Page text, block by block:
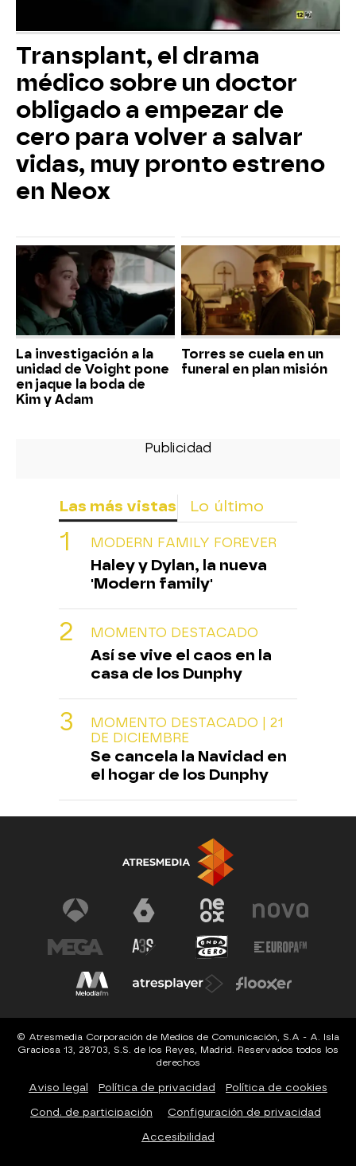
Transplant, el drama
médico sobre un doctor
obligado a empezar de
cero para volver a salvar
vidas, muy pronto estreno
en Neox
La investigación a la
unidad de Voight pone
en jaque la boda de
Kim y Adam
Torres se cuela en un
funeral en plan misión
Las más vistas Lo último
MODERN FAMILY FOREVER
Haley y Dylan, la nueva
'Modern family'
MOMENTO DESTACADO
Así se vive el caos en la
casa de los Dunphy
MOMENTO DESTACADO | 21
DE DICIEMBRE
Se cancela la Navidad en
el hogar de los Dunphy
© Atresmedia Corporación de Medios de Comunicación, S.A - A. Isla
Graciosa 13, 28703, S.S. de los Reyes, Madrid. Reservados todos los
derechos
Aviso legal Política de privacidad Política de cookies
Cond. de participación Configuración de privacidad
Accesibilidad